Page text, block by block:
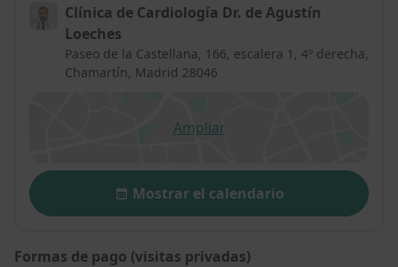
Clínica de Cardiología Dr. de Agustín
Loeches
Paseo de la Castellana, 166, escalera 1, 4º derecha,
Chamartín, Madrid 28046
Ampliarse abre en una nueva
Disponibilidad
Mostrar el calendario
Formas de pago (visitas privadas)